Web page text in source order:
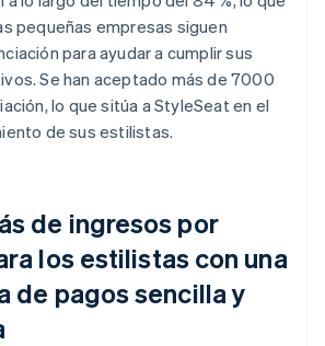
pequeñas empresas siguen
para ayudar a cumplir sus
Se han aceptado más de 7000
lo que sitúa a StyleSeat en el
de sus estilistas.
de ingresos por
los estilistas con una
de pagos sencilla y